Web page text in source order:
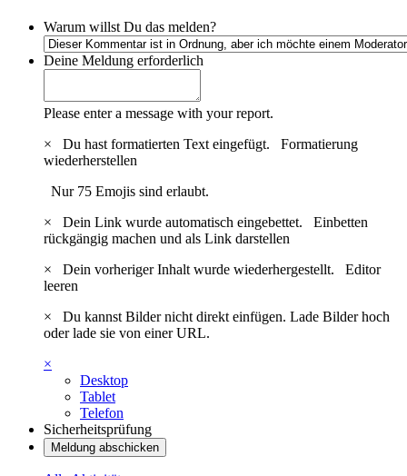
Warum willst Du das melden?
Deine Meldung erforderlich
Please enter a message with your report.
×
Du hast formatierten Text eingefügt. Formatierung
wiederherstellen
Nur 75 Emojis sind erlaubt.
×
Dein Link wurde automatisch eingebettet. Einbetten
rückgängig machen und als Link darstellen
×
Dein vorheriger Inhalt wurde wiederhergestellt. Editor
leeren
×
Du kannst Bilder nicht direkt einfügen. Lade Bilder hoch
oder lade sie von einer URL.
×
Desktop
Tablet
Telefon
Sicherheitsprüfung
Meldung abschicken